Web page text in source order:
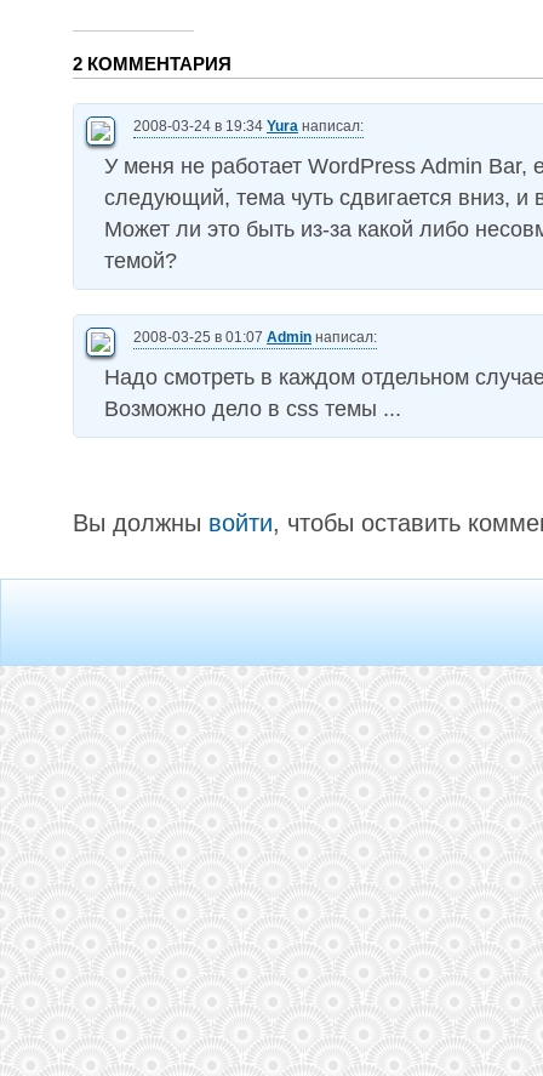
2 КОММЕНТАРИЯ
2008-03-24 в 19:34 Yura написал:
У меня не работает WordPress Admin Bar,
следующий, тема чуть сдвигается вниз, и
Может ли это быть из-за какой либо
темой?
2008-03-25 в 01:07 Admin написал:
Надо смотреть в каждом отдельном
Возможно дело в css темы ...
Вы должны войти, чтобы оставить